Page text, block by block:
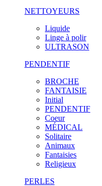
NETTOYEURS
Liquide
Linge à polir
ULTRASON
PENDENTIF
BROCHE
FANTAISIE
Initial
PENDENTIF
Coeur
MÉDICAL
Solitaire
Animaux
Fantaisies
Religieux
PERLES